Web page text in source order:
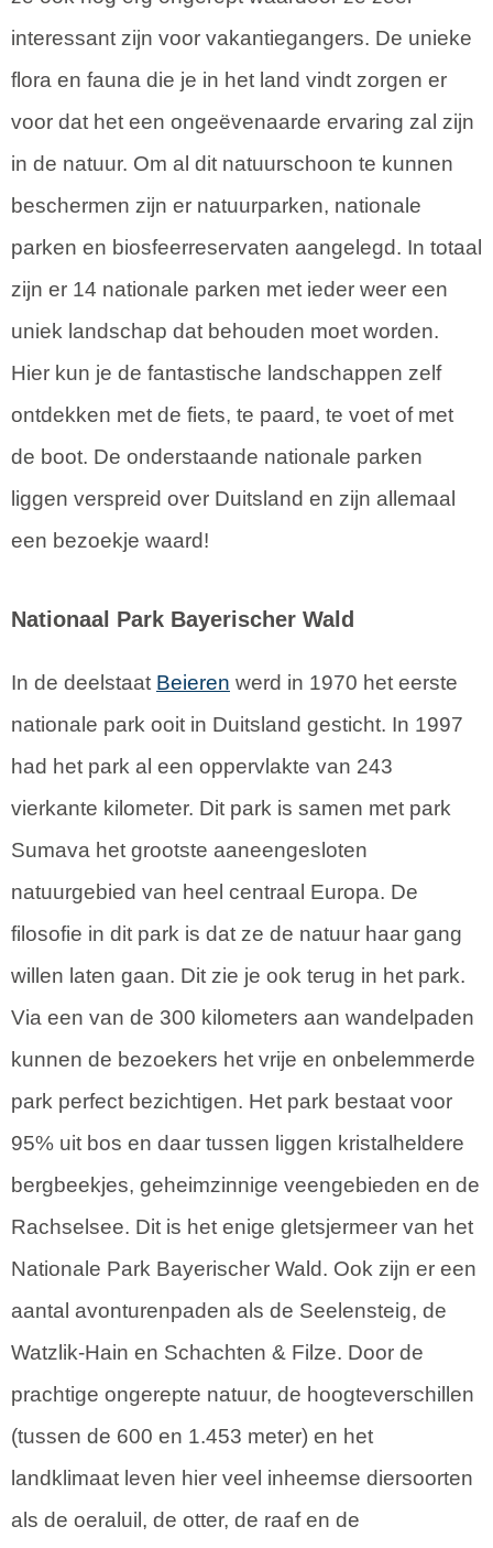
interessant zijn voor vakantiegangers. De unieke
flora en fauna die je in het land vindt zorgen er
voor dat het een ongeëvenaarde ervaring zal zijn
in de natuur. Om al dit natuurschoon te kunnen
beschermen zijn er natuurparken, nationale
parken en biosfeerreservaten aangelegd. In totaal
zijn er 14 nationale parken met ieder weer een
uniek landschap dat behouden moet worden.
Hier kun je de fantastische landschappen zelf
ontdekken met de fiets, te paard, te voet of met
de boot. De onderstaande nationale parken
liggen verspreid over Duitsland en zijn allemaal
een bezoekje waard!
Nationaal Park Bayerischer Wald
In de deelstaat Beieren werd in 1970 het eerste
nationale park ooit in Duitsland gesticht. In 1997
had het park al een oppervlakte van 243
vierkante kilometer. Dit park is samen met park
Sumava het grootste aaneengesloten
natuurgebied van heel centraal Europa. De
filosofie in dit park is dat ze de natuur haar gang
willen laten gaan. Dit zie je ook terug in het park.
Via een van de 300 kilometers aan wandelpaden
kunnen de bezoekers het vrije en onbelemmerde
park perfect bezichtigen. Het park bestaat voor
95% uit bos en daar tussen liggen kristalheldere
bergbeekjes, geheimzinnige veengebieden en de
Rachselsee. Dit is het enige gletsjermeer van het
Nationale Park Bayerischer Wald. Ook zijn er een
aantal avonturenpaden als de Seelensteig, de
Watzlik-Hain en Schachten & Filze. Door de
prachtige ongerepte natuur, de hoogteverschillen
(tussen de 600 en 1.453 meter) en het
landklimaat leven hier veel inheemse diersoorten
als de oeraluil, de otter, de raaf en de